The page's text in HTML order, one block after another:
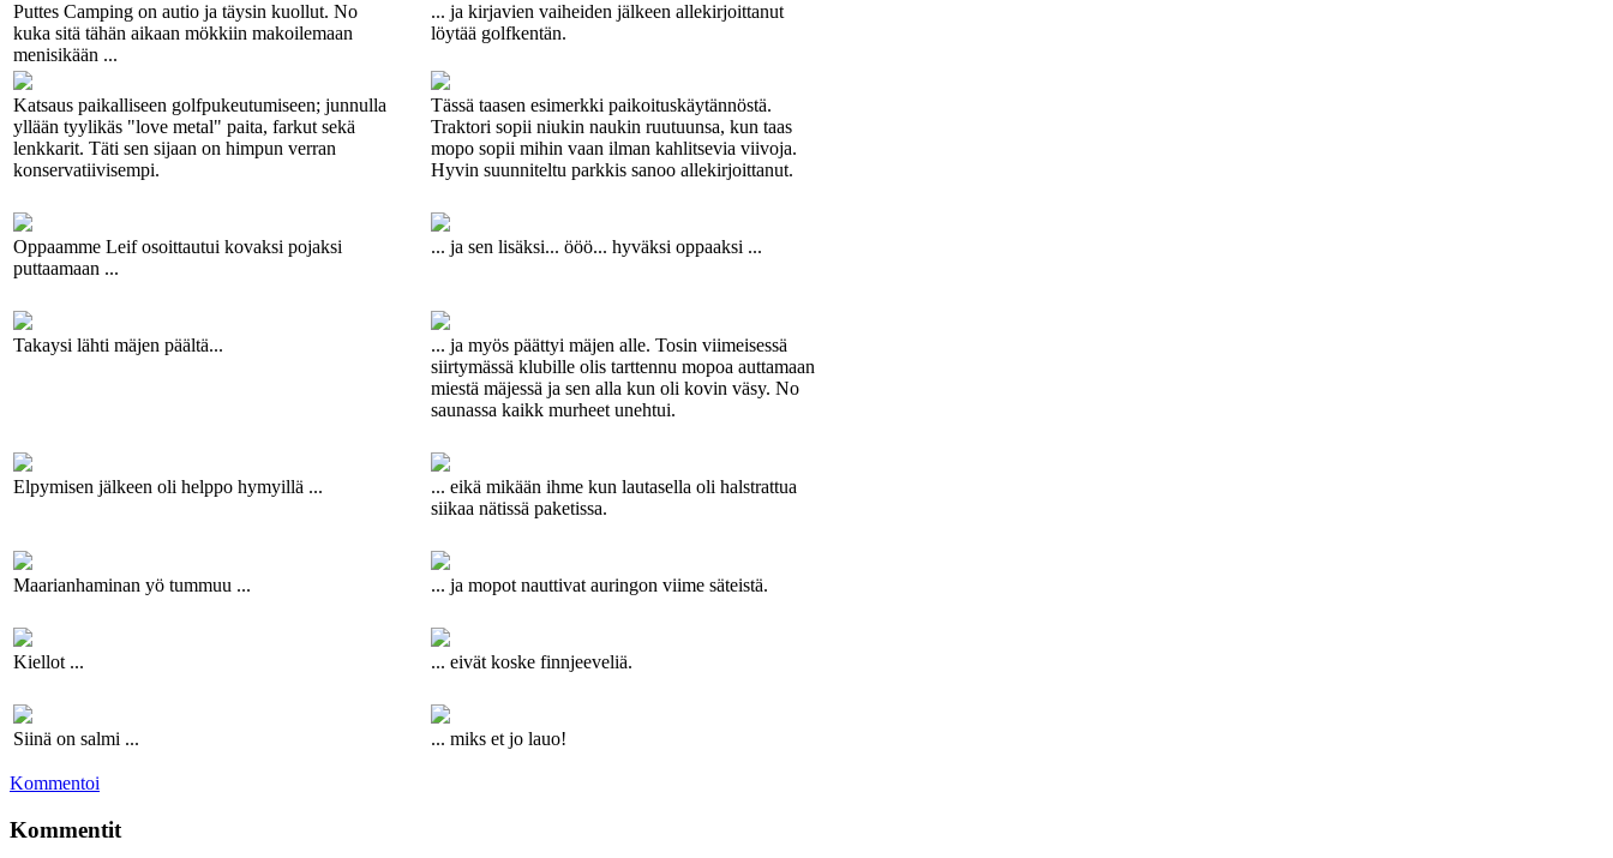
Puttes Camping on autio ja täysin kuollut. No
kuka sitä tähän aikaan mökkiin makoilemaan
menisikään ...
... ja kirjavien vaiheiden jälkeen allekirjoittanut
löytää golfkentän.
Katsaus paikalliseen golfpukeutumiseen; junnulla
yllään tyylikäs "love metal" paita, farkut sekä
lenkkarit. Täti sen sijaan on himpun verran
konservatiivisempi.
Tässä taasen esimerkki paikoituskäytännöstä.
Traktori sopii niukin naukin ruutuunsa, kun taas
mopo sopii mihin vaan ilman kahlitsevia viivoja.
Hyvin suunniteltu parkkis sanoo allekirjoittanut.
Oppaamme Leif osoittautui kovaksi pojaksi
puttaamaan ...
... ja sen lisäksi... ööö... hyväksi oppaaksi ...
Takaysi lähti mäjen päältä...
... ja myös päättyi mäjen alle. Tosin viimeisessä
siirtymässä klubille olis tarttennu mopoa auttamaan
miestä mäjessä ja sen alla kun oli kovin väsy. No
saunassa kaikk murheet unehtui.
Elpymisen jälkeen oli helppo hymyillä ...
... eikä mikään ihme kun lautasella oli halstrattua
siikaa nätissä paketissa.
Maarianhaminan yö tummuu ... ... ja mopot nauttivat auringon viime säteistä.
Kiellot ... ... eivät koske finnjeeveliä.
Siinä on salmi ... ... miks et jo lauo!
Kommentoi
Kommentit